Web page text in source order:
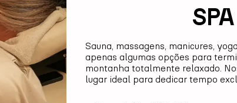
SPA
Sauna, massagens, manicures,
apenas algumas opções para
montanha totalmente relaxado.
lugar ideal para dedicar tempo